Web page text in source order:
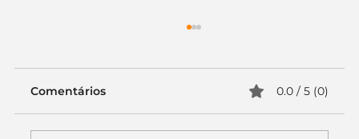
Comentários 0.0 / 5 (0)